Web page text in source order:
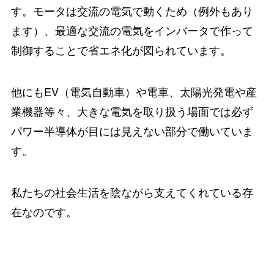
す。モータは交流の電気で動くため（例外もあり
ます）、最適な交流の電気をインバータで作って
制御することで省エネ化が図られています。
他にもEV（電気自動車）や電車、太陽光発電や産
業機器等々、大きな電気を取り扱う場面では必ず
パワー半導体が目には見えない部分で働いていま
す。
私たちの社会生活を陰ながら支えてくれている存
在なのです。